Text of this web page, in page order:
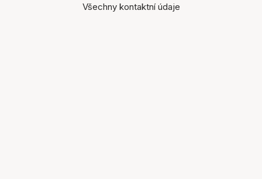
Všechny kontaktní údaje